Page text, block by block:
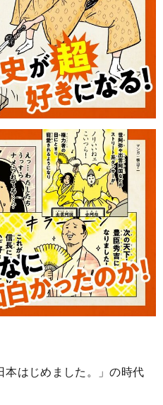
はじめました。」の時代